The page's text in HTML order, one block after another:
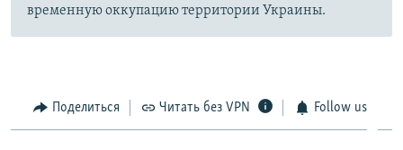
временную оккупацию территории Украины.
Поделиться Читать без VPN Follow us